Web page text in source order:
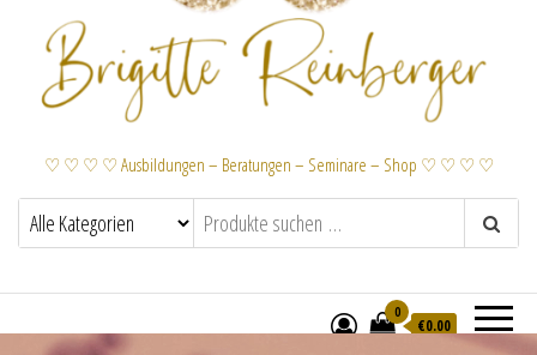
♡ ♡ ♡ ♡ Ausbildungen – Beratungen – Seminare – Shop ♡ ♡ ♡ ♡
Menü
0
€0.00